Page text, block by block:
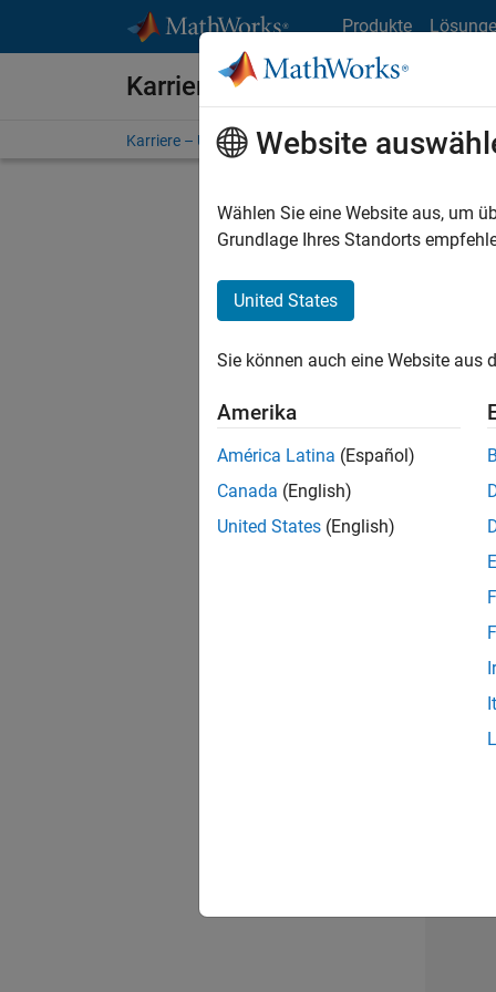
Produkte
Karriere bei MathWorks
Karriere – Übersicht Stellensuche
Es
Website
Wählen Sie eine Website aus, um
Grundlage Ihres Standorts
United States
Sie können auch eine Website aus
Amerika
América Latina (Español)
Canada (English)
United States (English)